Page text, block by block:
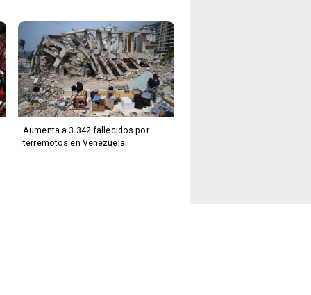
Aumenta a 3.342 fallecidos por
terremotos en Venezuela